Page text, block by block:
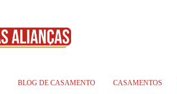
BLOG DE CASAMENTO CASAMENTOS